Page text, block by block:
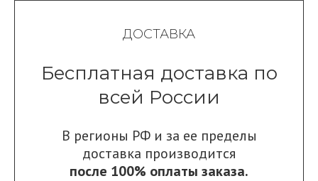
ДОСТАВКА
Бесплатная доставка по
всей России
В регионы РФ и за ее пределы
доставка производится
после 100% оплаты заказа.